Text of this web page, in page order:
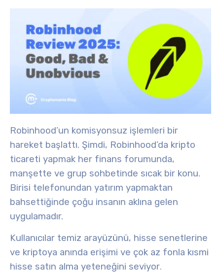
Robinhood’un komisyonsuz işlemleri bir
hareket başlattı. Şimdi, Robinhood’da kripto
ticareti yapmak her finans forumunda,
manşette ve grup sohbetinde sıcak bir konu.
Birisi telefonundan yatırım yapmaktan
bahsettiğinde çoğu insanın aklına gelen
uygulamadır.
Kullanıcılar temiz arayüzünü, hisse senetlerine
ve kriptoya anında erişimi ve çok az fonla kısmi
hisse satın alma yeteneğini seviyor.